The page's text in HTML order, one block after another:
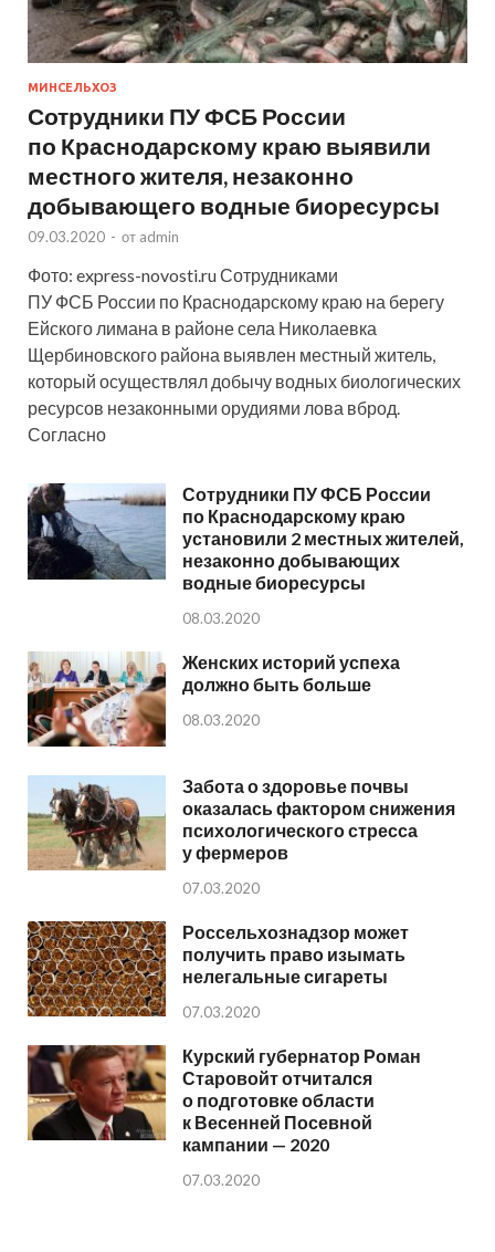
МИНСЕЛЬХОЗ
Сотрудники ПУ ФСБ России
по Краснодарскому краю выявили
местного жителя, незаконно
добывающего водные биоресурсы
09.03.2020 - от admin
Фото: express-novosti.ru Сотрудниками
ПУ ФСБ России по Краснодарскому краю на берегу
Ейского лимана в районе села Николаевка
Щербиновского района выявлен местный житель,
который осуществлял добычу водных биологических
ресурсов незаконными орудиями лова вброд.
Согласно
Сотрудники ПУ ФСБ России
по Краснодарскому краю
установили 2 местных жителей,
незаконно добывающих
водные биоресурсы
08.03.2020
Женских историй успеха
должно быть больше
08.03.2020
Забота о здоровье почвы
оказалась фактором снижения
психологического стресса
у фермеров
07.03.2020
Россельхознадзор может
получить право изымать
нелегальные сигареты
07.03.2020
Курский губернатор Роман
Старовойт отчитался
о подготовке области
к Весенней Посевной
кампании — 2020
07.03.2020